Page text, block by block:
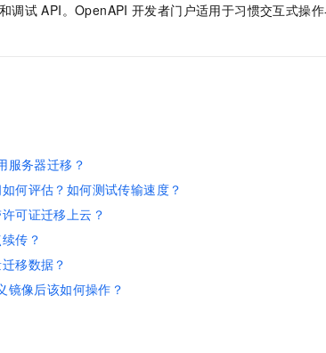
调试 API。OpenAPI 开发者门户适用于习惯交互式操
服务器迁移？
何评估？如何测试传输速度？
可证迁移上云？
传？
移数据？
镜像后该如何操作？